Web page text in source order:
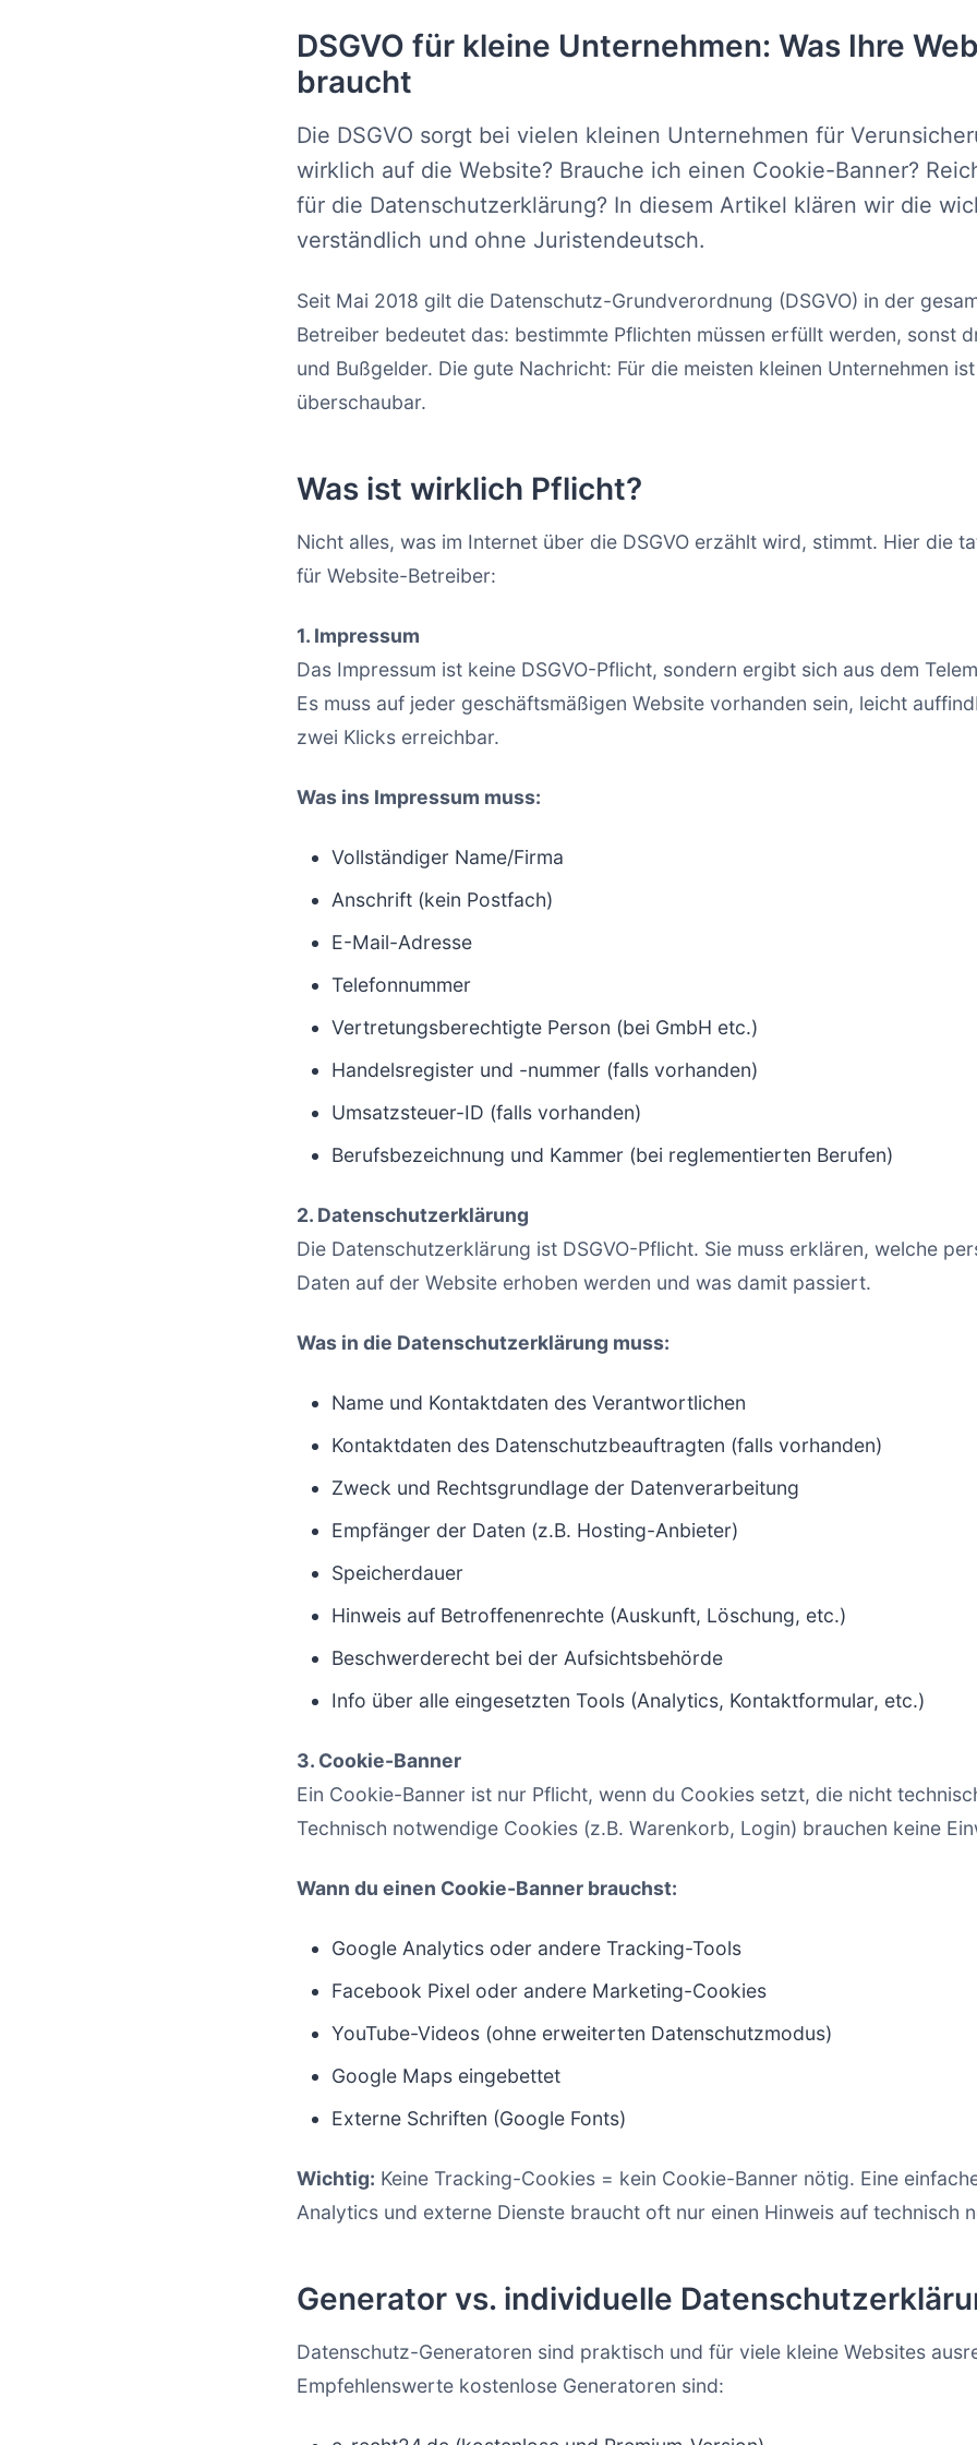
DSGVO für kleine Unternehmen: Was Ihre
braucht
Die DSGVO sorgt bei vielen kleinen Unternehmen für
wirklich auf die Website? Brauche ich einen Cookie-Banner?
für die Datenschutzerklärung? In diesem Artikel klären wir die
verständlich und ohne Juristendeutsch.
Seit Mai 2018 gilt die Datenschutz-Grundverordnung (DSGVO) in der
Betreiber bedeutet das: bestimmte Pflichten müssen erfüllt werden, sonst
und Bußgelder. Die gute Nachricht: Für die meisten kleinen Unternehmen
überschaubar.
Was ist wirklich Pflicht?
Nicht alles, was im Internet über die DSGVO erzählt wird, stimmt. Hier die
für Website-Betreiber:
1. Impressum
Das Impressum ist keine DSGVO-Pflicht, sondern ergibt sich aus dem
Es muss auf jeder geschäftsmäßigen Website vorhanden sein, leicht
zwei Klicks erreichbar.
Was ins Impressum muss:
Vollständiger Name/Firma
Anschrift (kein Postfach)
E-Mail-Adresse
Telefonnummer
Vertretungsberechtigte Person (bei GmbH etc.)
Handelsregister und -nummer (falls vorhanden)
Umsatzsteuer-ID (falls vorhanden)
Berufsbezeichnung und Kammer (bei reglementierten Berufen)
2. Datenschutzerklärung
Die Datenschutzerklärung ist DSGVO-Pflicht. Sie muss erklären, welche
Daten auf der Website erhoben werden und was damit passiert.
Was in die Datenschutzerklärung muss:
Name und Kontaktdaten des Verantwortlichen
Kontaktdaten des Datenschutzbeauftragten (falls vorhanden)
Zweck und Rechtsgrundlage der Datenverarbeitung
Empfänger der Daten (z.B. Hosting-Anbieter)
Speicherdauer
Hinweis auf Betroffenenrechte (Auskunft, Löschung, etc.)
Beschwerderecht bei der Aufsichtsbehörde
Info über alle eingesetzten Tools (Analytics, Kontaktformular, etc.)
3. Cookie-Banner
Ein Cookie-Banner ist nur Pflicht, wenn du Cookies setzt, die nicht
Technisch notwendige Cookies (z.B. Warenkorb, Login) brauchen keine
Wann du einen Cookie-Banner brauchst:
Google Analytics oder andere Tracking-Tools
Facebook Pixel oder andere Marketing-Cookies
YouTube-Videos (ohne erweiterten Datenschutzmodus)
Google Maps eingebettet
Externe Schriften (Google Fonts)
Wichtig: Keine Tracking-Cookies = kein Cookie-Banner nötig. Eine
Analytics und externe Dienste braucht oft nur einen Hinweis auf technisch
Generator vs. individuelle
Datenschutz-Generatoren sind praktisch und für viele kleine Websites
Empfehlenswerte kostenlose Generatoren sind: